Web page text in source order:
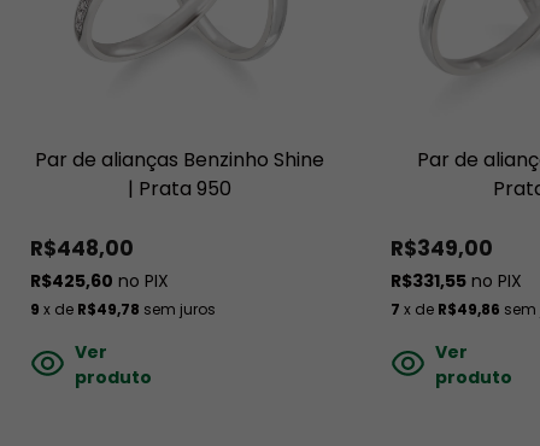
Par de alianças Benzinho Shine
| Prata 950
R$448,00
R$425,60 no PIX
9 x de R$49,78 sem juros
Ver
produto
Par de
R$349,00
R$331,55no PIX
7 x de R$49,86 sem
Ver
produto